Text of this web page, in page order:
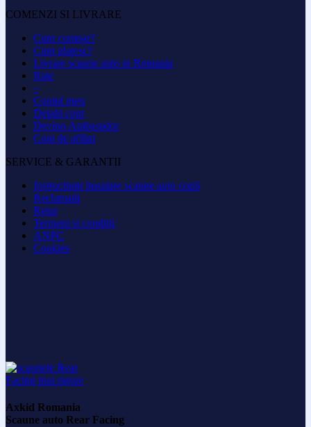
COMENZI SI LIVRARE
Cum cumpar?
Cum platesc?
Livrare scaune auto in Romania
Rate
–
Contul meu
Detalii cont
Devino Ambasador
Cont de afiliat
SERVICE & GARANTII
Instructiuni instalare scaune auto copii
Reclamatii
Retur
Termeni si conditii
ANPC
Cookies
Axkid Romania
Scaune auto Rear Facing